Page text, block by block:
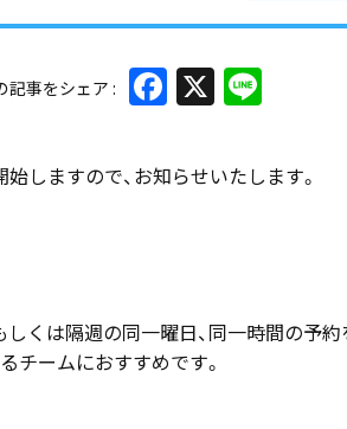
記事をシェア Facebook
X Line
しますので、お知らせいたします。
しくは隔週の同一曜日、同一時間の予
チームにおすすめです。